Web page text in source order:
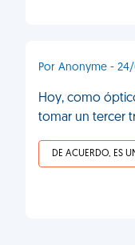
Por Anonyme - 24/
Hoy, como
tomar un tercer
DE ACUERDO, ES